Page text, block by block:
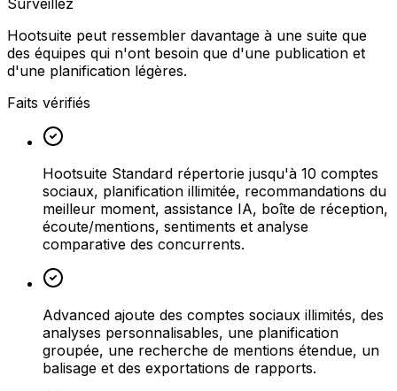
Surveillez
Hootsuite peut ressembler davantage à une suite que
des équipes qui n'ont besoin que d'une publication et
d'une planification légères.
Faits vérifiés
Hootsuite Standard répertorie jusqu'à 10 comptes
sociaux, planification illimitée, recommandations du
meilleur moment, assistance IA, boîte de réception,
écoute/mentions, sentiments et analyse
comparative des concurrents.
Advanced ajoute des comptes sociaux illimités, des
analyses personnalisables, une planification
groupée, une recherche de mentions étendue, un
balisage et des exportations de rapports.